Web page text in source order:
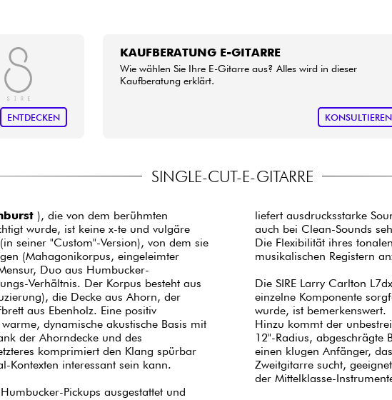
ENTDECKEN
KAUFBERATUNG E-GITARRE
Wie wählen Sie Ihre E-Gitarre aus? Alles wird in dieser
Kaufberatung erklärt.
KONSULTIEREN
SINGLE-CUT-E-GITARRE
), die von dem berühmten
wurde, ist keine x-te und vulgäre
seiner "Custom"-Version), von dem sie
Duo aus Humbucker-
Verhältnis. Der Korpus besteht aus
die Decke aus Ahorn, der
aus Ebenholz. Eine positiv
dynamische akustische Basis mit
der Ahorndecke und des
komprimiert den Klang spürbar
Kontexten interessant sein kann.
Pickups ausgestattet und
liefert ausdrucksstarke
auch bei Clean-Sounds
Die Flexibilität ihres
musikalischen Registern
Die SIRE Larry Carlton
einzelne Komponente
wurde, ist bemerkenswert.
Hinzu kommt der
12"-Radius,
einen klugen Anfänger,
Zweitgitarre sucht,
der Mittelklasse-